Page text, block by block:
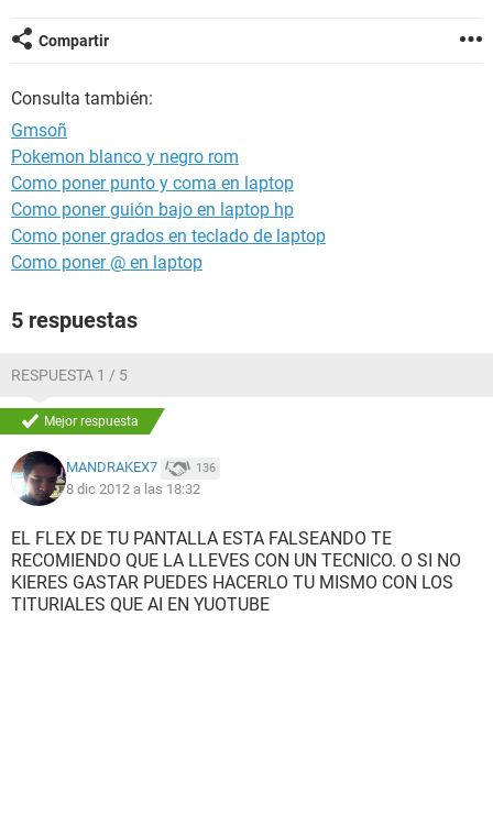
Compartir
Consulta también:
Gmsoñ
Pokemon blanco y negro rom
Como poner punto y coma en laptop
Como poner guión bajo en laptop hp
Como poner grados en teclado de laptop
Como poner @ en laptop
5 respuestas
RESPUESTA 1 / 5
Mejor respuesta
MANDRAKEX7 136
8 dic 2012 a las 18:32
EL FLEX DE TU PANTALLA ESTA FALSEANDO TE
RECOMIENDO QUE LA LLEVES CON UN TECNICO. O SI NO
KIERES GASTAR PUEDES HACERLO TU MISMO CON LOS
TITURIALES QUE AI EN YUOTUBE